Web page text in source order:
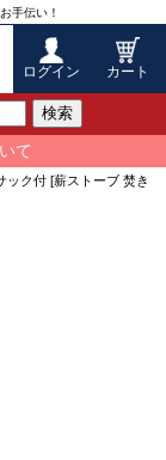
手伝い！
ログイン カート
検索
て
ック付 [薪ストーブ 焚き